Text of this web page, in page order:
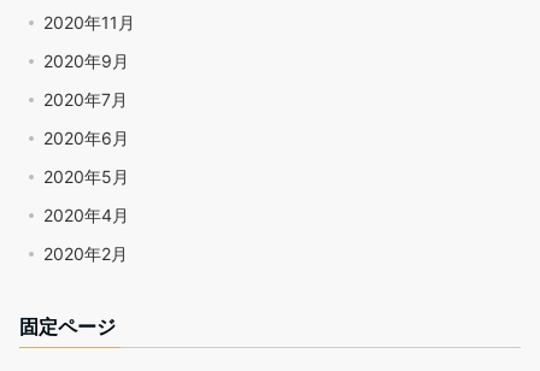
2020年11月
2020年9月
2020年7月
2020年6月
2020年5月
2020年4月
2020年2月
固定ページ